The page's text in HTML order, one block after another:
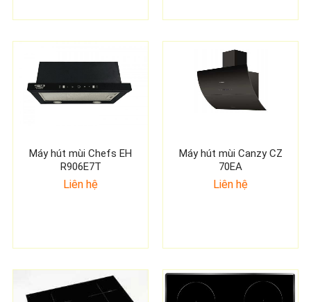
Máy hút mùi Chefs EH
R906E7T
Liên hệ
Máy hút mùi Canzy CZ
70EA
Liên hệ